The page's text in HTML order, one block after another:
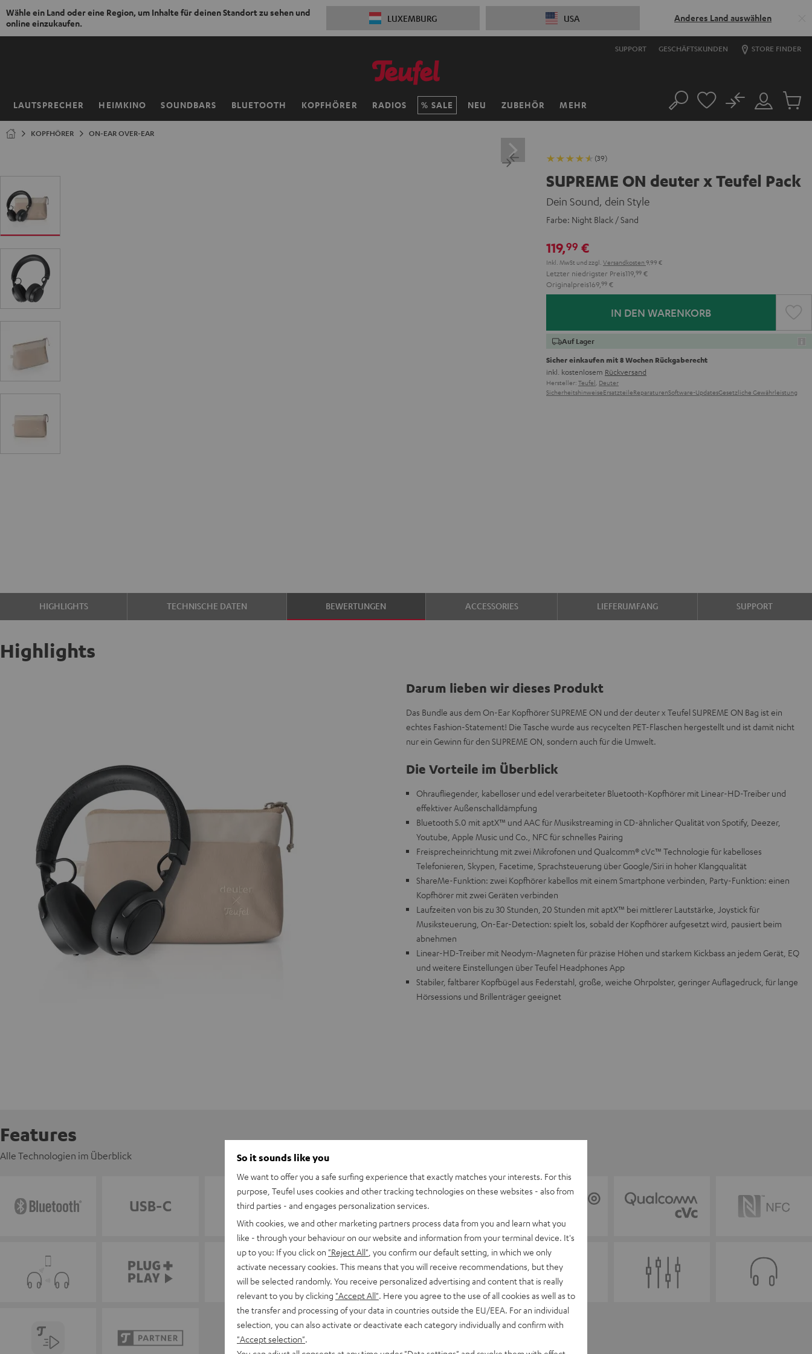
Wähle ein Land oder eine Region, um Inhalte für deinen Standort zu sehen und
online einzukaufen.
LUXEMBURG USA Anderes Land auswählen
ZUM
SUPPORT GESCHÄFTSKUNDEN STORE FINDER
LAUTSPRECHER HEIMKINO SOUNDBARS BLUETOOTH KOPFHÖRER RADIOS SALE NEU ZUBEHÖR MEHR
Startseite Suche
Mein
Konto
No
Artikel
KOPFHÖRER ON-EAR OVER-EAR
(39)
SUPREME ON deuter x Teufel Pack
Dein Sound, dein Style
Farbe: Night Black / Sand
119,99 €
Inkl. MwSt und zzgl. Versandkosten 9,99 €
Letzter niedrigster Preis119, 99 €
Originalpreis169, 99 €
IN DEN WARENKORB
Auf Lager
Sicher einkaufen mit 8 Wochen Rückgaberecht
inkl. kostenlosem Rückversand
Hersteller: Teufel, Deuter
SicherheitshinweiseErsatzteileReparaturenSoftware-UpdatesGesetzliche Gewährleistung
HIGHLIGHTS TECHNISCHE DATEN BEWERTUNGEN ACCESSORIES LIEFERUMFANG SUPPORT
Highlights
Darum lieben wir dieses Produkt
Das Bundle aus dem On-Ear Kopfhörer SUPREME ON und der deuter x Teufel SUPREME ON Bag ist ein
echtes Fashion-Statement! Die Tasche wurde aus recycelten PET-Flaschen hergestellt und ist damit nicht
nur ein Gewinn für den SUPREME ON, sondern auch für die Umwelt.
Die Vorteile im Überblick
Ohraufliegender, kabelloser und edel verarbeiteter Bluetooth-Kopfhörer mit Linear-HD-Treiber und
effektiver Außenschalldämpfung
Bluetooth 5.0 mit aptX™ und AAC für Musikstreaming in CD-ähnlicher Qualität von Spotify, Deezer,
Youtube, Apple Music und Co., NFC für schnelles Pairing
Freisprecheinrichtung mit zwei Mikrofonen und Qualcomm® cVc™ Technologie für kabelloses
Telefonieren, Skypen, Facetime, Sprachsteuerung über Google/Siri in hoher Klangqualität
ShareMe-Funktion: zwei Kopfhörer kabellos mit einem Smartphone verbinden, Party-Funktion: einen
Kopfhörer mit zwei Geräten verbinden
Laufzeiten von bis zu 30 Stunden, 20 Stunden mit aptX™ bei mittlerer Lautstärke, Joystick für
Musiksteuerung, On-Ear-Detection: spielt los, sobald der Kopfhörer aufgesetzt wird, pausiert beim
abnehmen
Linear-HD-Treiber mit Neodym-Magneten für präzise Höhen und starkem Kickbass an jedem Gerät, EQ
und weitere Einstellungen über Teufel Headphones App
Stabiler, faltbarer Kopfbügel aus Federstahl, große, weiche Ohrpolster, geringer Auflagedruck, für lange
Hörsessions und Brillenträger geeignet
Features
Alle Technologien im Überblick So it sounds like you
We want to offer you a safe surfing experience that exactly matches your interests. For this
purpose, Teufel uses cookies and other tracking technologies on these websites - also from
third parties - and engages personalization services.
With cookies, we and other marketing partners process data from you and learn what you
like - through your behaviour on our website and information from your terminal device. It's
up to you: If you click on "Reject All" , you confirm our default setting, in which we only
activate necessary cookies. This means that you will receive recommendations, but they
will be selected randomly. You receive personalized advertising and content that is really
relevant to you by clicking "Accept All" . Here you agree to the use of all cookies as well as to
the transfer and processing of your data in countries outside the EU/EEA. For an individual
selection, you can also activate or deactivate each category individually and confirm with
"Accept selection"